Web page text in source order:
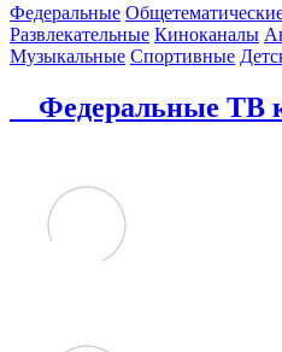
Федеральные
Развлекательные Киноканалы
Музыкальные Спортивные
Федеральные ТВ